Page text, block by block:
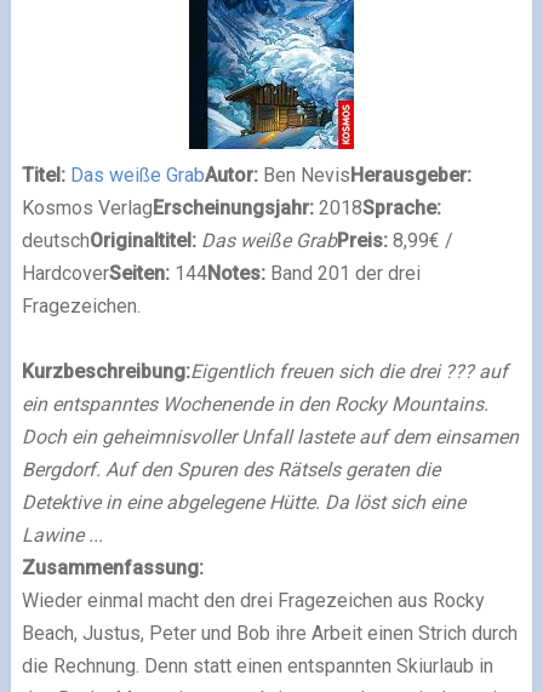
Titel: Das weiße GrabAutor:Ben NevisHerausgeber:
Kosmos VerlagErscheinungsjahr:2018Sprache:
deutschOriginaltitel: Das weiße GrabPreis:8,99€ /
HardcoverSeiten: 144Notes:Band 201 der drei
Fragezeichen.
Kurzbeschreibung:Eigentlich freuen sich die drei ??? auf
ein entspanntes Wochenende in den Rocky Mountains.
Doch ein geheimnisvoller Unfall lastete auf dem einsamen
Bergdorf. Auf den Spuren des Rätsels geraten die
Detektive in eine abgelegene Hütte. Da löst sich eine
Lawine ...
Zusammenfassung:
Wieder einmal macht den drei Fragezeichen aus Rocky
Beach, Justus, Peter und Bob ihre Arbeit einen Strich durch
die Rechnung. Denn statt einen entspannten Skiurlaub in